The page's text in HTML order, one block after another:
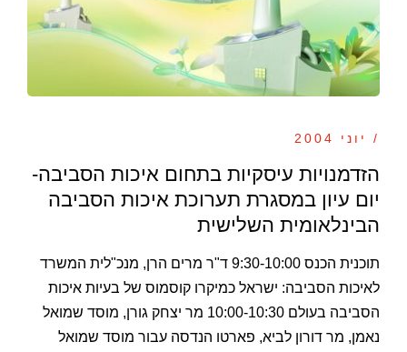
/ יוני 2004
הזדמנויות עיסקיות בתחום איכות הסביבה-
יום עיון במסגרת תערוכת איכות הסביבה
הבינלאומית השלישית
תוכנית הכנס 9:30-10:00 ד"ר מרים הרן, מנכ"לית המשרד
לאיכות הסביבה: ישראל כמיקרו קוסמוס של בעיות איכות
הסביבה בעולם 10:00-10:30 מר יצחק גורן, מוסד שמואל
נאמן, מר דורון לביא, פארטו הנדסה עבור מוסד שמואל